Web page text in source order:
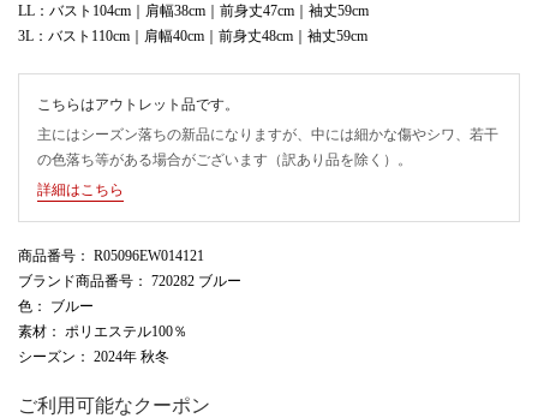
LL：バスト104cm｜肩幅38cm｜前身丈47cm｜袖丈59cm
3L：バスト110cm｜肩幅40cm｜前身丈48cm｜袖丈59cm
こちらはアウトレット品です。
主にはシーズン落ちの新品になりますが、中には細かな傷やシワ、若干
の色落ち等がある場合がございます（訳あり品を除く）。
詳細はこちら
商品番号 ： R05096EW014121
ブランド商品番号 ： 720282 ブルー
色 ： ブルー
素材 ： ポリエステル100％
シーズン ： 2024年 秋冬
ご利用可能なクーポン